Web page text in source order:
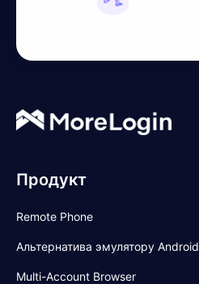
Продукт
Remote Phone
Альтернатива эмулятору Android
Multi-Account Browser